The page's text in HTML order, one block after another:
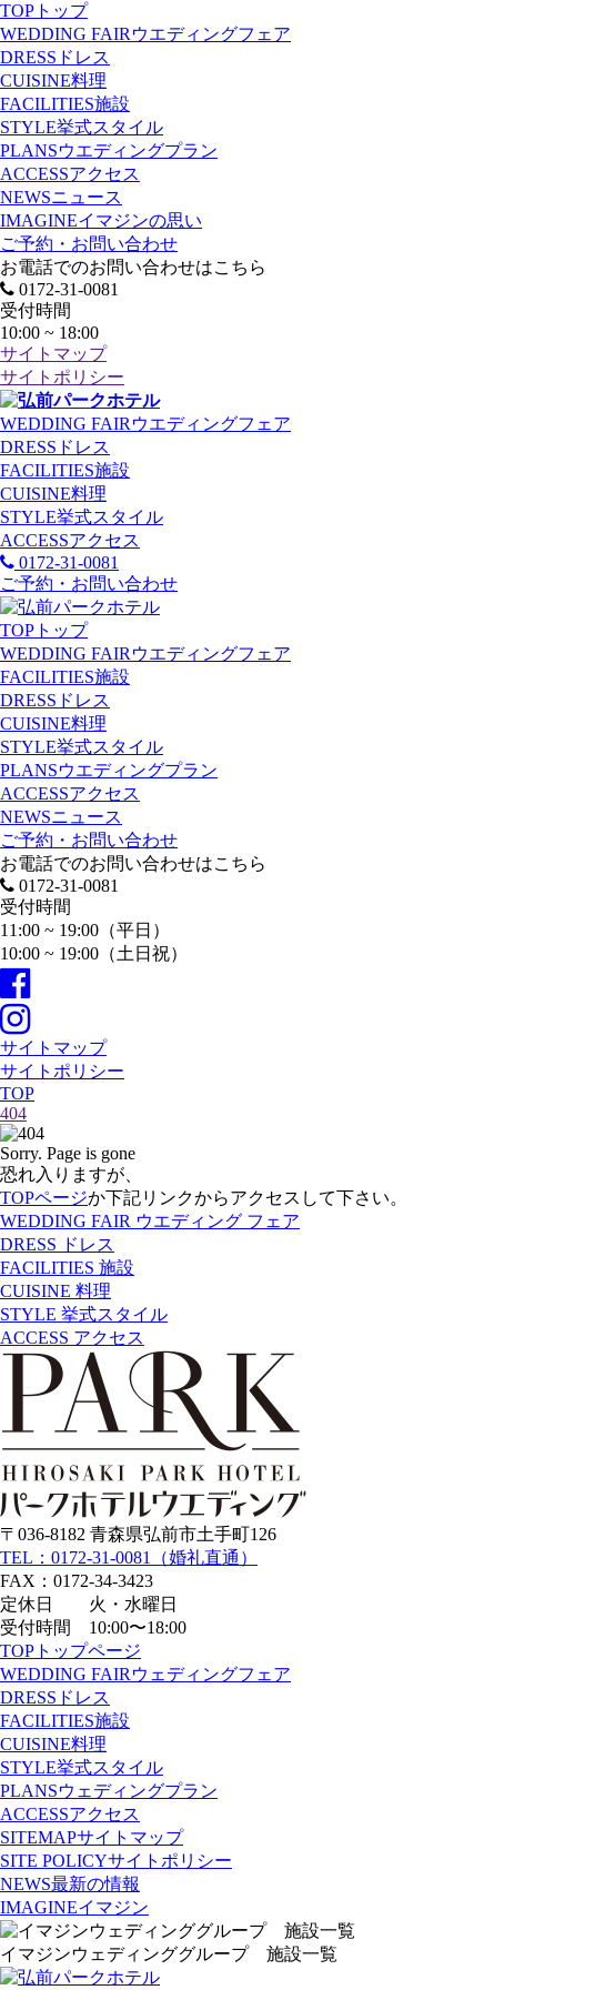
TOP トップ
WEDDING FAIR ウエディングフェア
DRESS ドレス
CUISINE料理
FACILITIES施設
STYLE挙式スタイル
PLANSウエディングプラン
ACCESSアクセス
NEWSニュース
IMAGINEイマジンの思い
ご予約・お問い合わせ
お電話でのお問い合わせはこちら
0172-31-0081
受付時間
10:00 ~ 18:00
サイトマップ
サイトポリシー
WEDDING FAIR ウエディングフェア
DRESS ドレス
FACILITIES施設
CUISINE料理
STYLE挙式スタイル
ACCESSアクセス
0172-31-0081
ご予約・お問い合わせ
TOP トップ
WEDDING FAIR ウエディングフェア
FACILITIES施設
DRESS ドレス
CUISINE料理
STYLE挙式スタイル
PLANSウエディングプラン
ACCESSアクセス
NEWSニュース
ご予約・お問い合わせ
お電話でのお問い合わせはこちら
0172-31-0081
受付時間
11:00 ~ 19:00（平日）
10:00 ~ 19:00（土日祝）
サイトマップ
サイトポリシー
TOP
404
Sorry. Page is gone
恐れ入りますが、
TOPページか下記リンクからアクセスして下さい。
WEDDING FAIR ウエディング フェア
DRESS ドレス
FACILITIES 施設
CUISINE 料理
STYLE 挙式スタイル
ACCESS アクセス
〒036-8182 青森県弘前市土手町126
TEL：0172-31-0081（婚礼直通）
FAX：0172-34-3423
定休日 火・水曜日
受付時間 10:00〜18:00
TOP トップページ
WEDDING FAIR ウェディングフェア
DRESS ドレス
FACILITIES施設
CUISINE料理
STYLE挙式スタイル
PLANSウェディングプラン
ACCESSアクセス
SITEMAPサイトマップ
SITE POLICYサイトポリシー
NEWS最新の情報
IMAGINEイマジン
イマジンウェディンググループ 施設一覧